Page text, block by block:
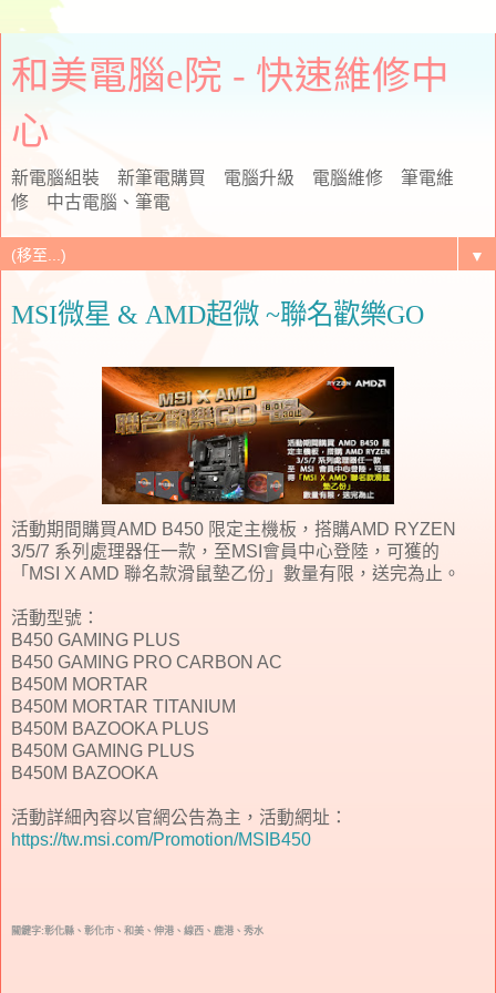
和美電腦e院 - 快速維修中
心
新電腦組裝 新筆電購買 電腦升級 電腦維修 筆電維
修 中古電腦、筆電
▼
MSI微星 & AMD超微 ~聯名歡樂GO
活動期間購買AMD B450 限定主機板，搭購AMD RYZEN
3/5/7 系列處理器任一款，至MSI會員中心登陸，可獲的
「 MSI X AMD 聯名款滑鼠墊乙份 」 數量有限，送完為止。
活動型號：
B450 GAMING PLUS
B450 GAMING PRO CARBON AC
B450M MORTAR
B450M MORTAR TITANIUM
B450M BAZOOKA PLUS
B450M GAMING PLUS
B450M BAZOOKA
活動詳細內容以官網公告為主，活動網址：
https://tw.msi.com/Promotion/MSIB450
關鍵字:彰化縣、彰化市、和美、伸港、線西、鹿港、秀水